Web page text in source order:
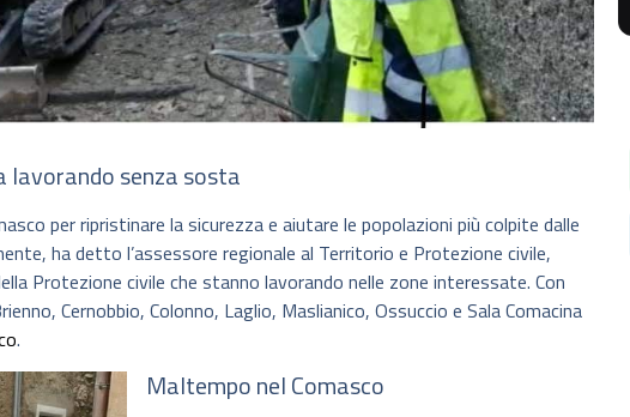
lavorando senza sosta
per ripristinare la sicurezza e aiutare le popolazioni più colpite dalle
ha detto l’assessore regionale al Territorio e Protezione civile,
Protezione civile che stanno lavorando nelle zone interessate. Con
Cernobbio, Colonno, Laglio, Maslianico, Ossuccio e Sala Comacina
.
Maltempo nel Comasco